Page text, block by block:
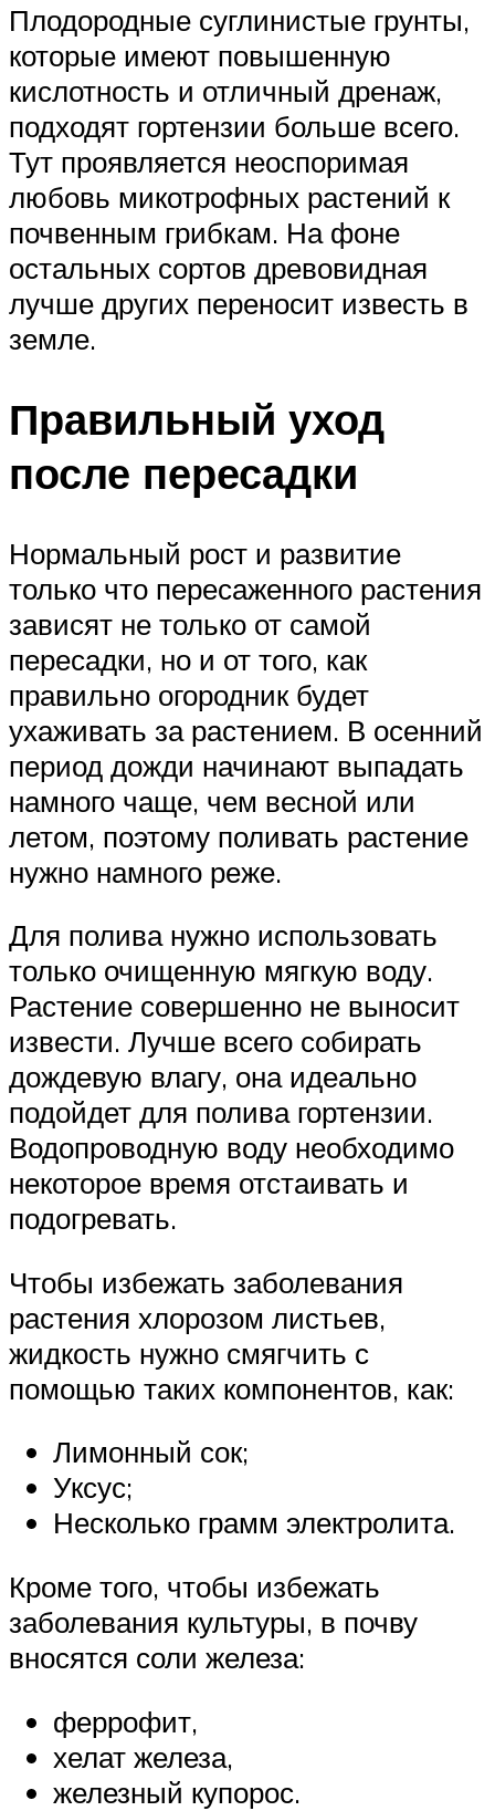
Плодородные суглинистые грунты,
которые имеют повышенную
кислотность и отличный дренаж,
подходят гортензии больше всего.
Тут проявляется неоспоримая
любовь микотрофных растений к
почвенным грибкам. На фоне
остальных сортов древовидная
лучше других переносит известь в
земле.
Правильный уход
после пересадки
Нормальный рост и развитие
только что пересаженного растения
зависят не только от самой
пересадки, но и от того, как
правильно огородник будет
ухаживать за растением. В осенний
период дожди начинают выпадать
намного чаще, чем весной или
летом, поэтому поливать растение
нужно намного реже.
Для полива нужно использовать
только очищенную мягкую воду.
Растение совершенно не выносит
извести. Лучше всего собирать
дождевую влагу, она идеально
подойдет для полива гортензии.
Водопроводную воду необходимо
некоторое время отстаивать и
подогревать.
Чтобы избежать заболевания
растения хлорозом листьев,
жидкость нужно смягчить с
помощью таких компонентов, как:
Лимонный сок;
Уксус;
Несколько грамм электролита.
Кроме того, чтобы избежать
заболевания культуры, в почву
вносятся соли железа:
феррофит,
хелат железа,
железный купорос.